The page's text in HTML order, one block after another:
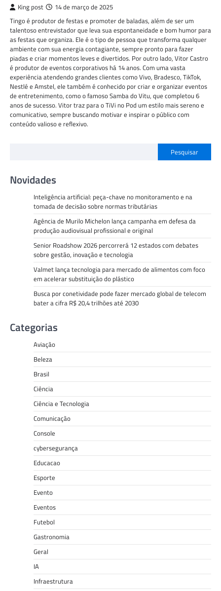
King post 14 de março de 2025
Tingo é produtor de festas e promoter de baladas, além de ser um
talentoso entrevistador que leva sua espontaneidade e bom humor para
as festas que organiza. Ele é o tipo de pessoa que transforma qualquer
ambiente com sua energia contagiante, sempre pronto para fazer
piadas e criar momentos leves e divertidos. Por outro lado, Vitor Castro
é produtor de eventos corporativos há 14 anos. Com uma vasta
experiência atendendo grandes clientes como Vivo, Bradesco, TikTok,
Nestlé e Amstel, ele também é conhecido por criar e organizar eventos
de entretenimento, como o famoso Samba do Vitu, que completou 6
anos de sucesso. Vitor traz para o TiVi no Pod um estilo mais sereno e
comunicativo, sempre buscando motivar e inspirar o público com
conteúdo valioso e reflexivo.
Pesquisar
Novidades
Inteligência artificial: peça-chave no monitoramento e na
tomada de decisão sobre normas tributárias
Agência de Murilo Michelon lança campanha em defesa da
produção audiovisual profissional e original
Senior Roadshow 2026 percorrerá 12 estados com debates
sobre gestão, inovação e tecnologia
Valmet lança tecnologia para mercado de alimentos com foco
em acelerar substituição do plástico
Busca por conetividade pode fazer mercado global de telecom
bater a cifra R$ 20,4 trilhões até 2030
Categorias
Aviação
Beleza
Brasil
Ciência
Ciência e Tecnologia
Comunicação
Console
cybersegurança
Educacao
Esporte
Evento
Eventos
Futebol
Gastronomia
Geral
IA
Infraestrutura